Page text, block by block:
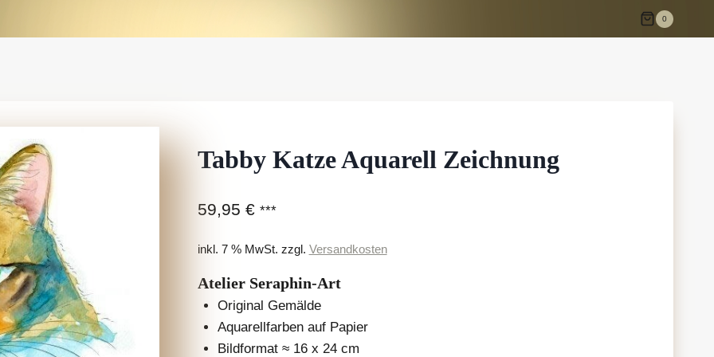
0
Tabby Katze Aquarell Zeichnung
59,95 € ***
inkl. 7 % MwSt. zzgl. Versandkosten
Atelier Seraphin-Art
Original Gemälde
Aquarellfarben auf Papier
Bildformat ≈ 16 x 24 cm